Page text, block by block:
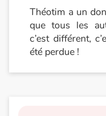
Écoles
Médiathèques
Vidéos & Tutoriaux
Théotim a un
que tous les
c’est différent,
été perdue !